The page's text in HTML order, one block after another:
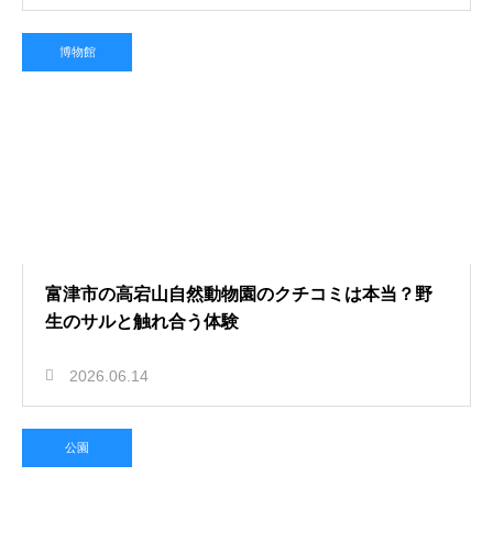
博物館
富津市の高宕山自然動物園のクチコミは本当？野
生のサルと触れ合う体験
2026.06.14
公園